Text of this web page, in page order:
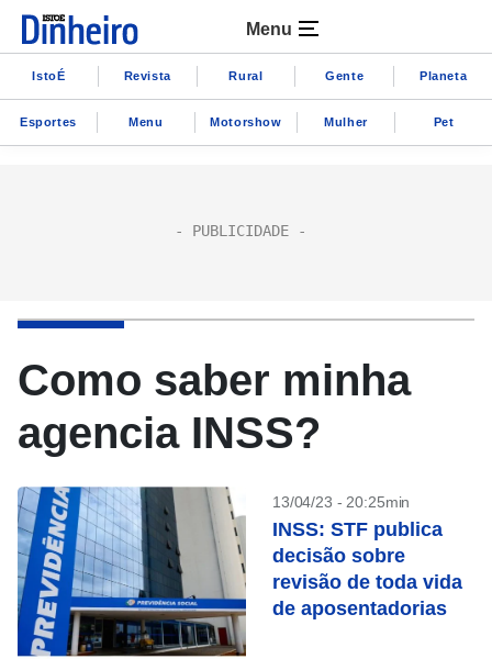
Menu
IstoÉ Revista Rural Gente Planeta
Esportes Menu Motorshow Mulher Pet
Como saber minha
agencia INSS?
13/04/23 - 20:25min
INSS: STF publica
decisão sobre
revisão de toda vida
de aposentadorias